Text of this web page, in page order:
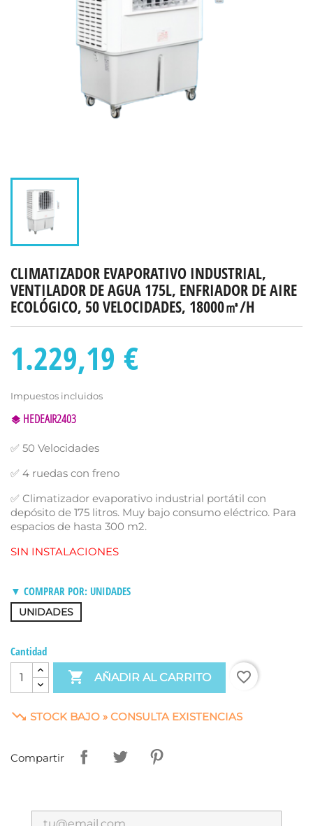
CLIMATIZADOR EVAPORATIVO INDUSTRIAL,
VENTILADOR DE AGUA 175L, ENFRIADOR DE AIRE
ECOLÓGICO, 50 VELOCIDADES, 18000㎥/H
1.229,19 €
Impuestos incluidos
HEDEAIR2403
✅ 50 Velocidades
✅ 4 ruedas con freno
✅ Climatizador evaporativo industrial portátil con
depósito de 175 litros. Muy bajo consumo eléctrico. Para
espacios de hasta 300 m2.
SIN INSTALACIONES
▼ COMPRAR POR: UNIDADES
UNIDADES
Cantidad
 AÑADIR AL CARRITO favorite_border
 STOCK BAJO » CONSULTA EXISTENCIAS
Compartir